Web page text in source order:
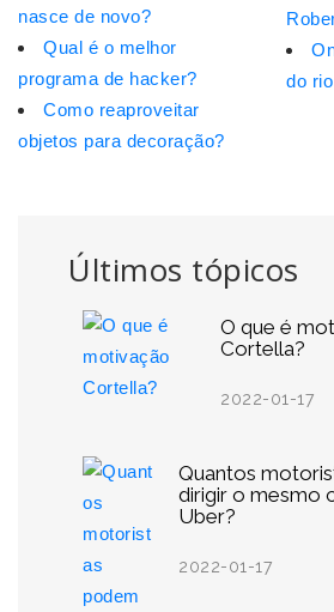
Últimos tópicos
O que é
Cortella?
2022-01-17
Quantos
dirigir o mesmo
Uber?
2022-01-17
nasce de novo?
Qual é o melhor
programa de hacker?
Como reaproveitar
objetos para decoração?
do